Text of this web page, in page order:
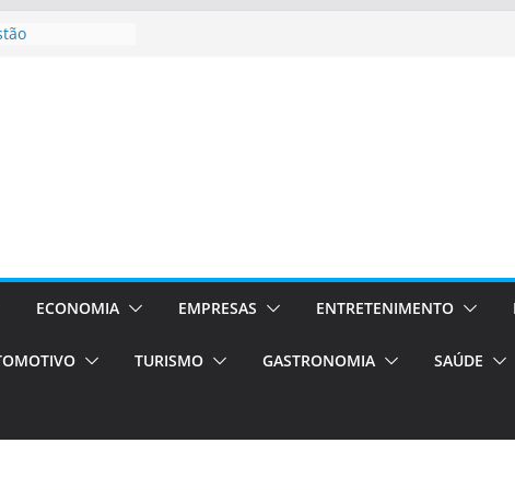
em Porto
de transfer,
de alto padrão
–
o segundo
únicas e
volta!ECONOMIA EMPRESAS ENTRETENIMENTO
TURISMO GASTRONOMIA SAÚDE